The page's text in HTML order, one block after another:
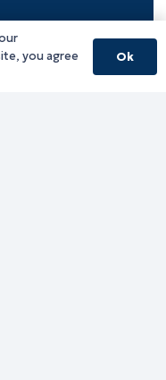
you agree
Ok